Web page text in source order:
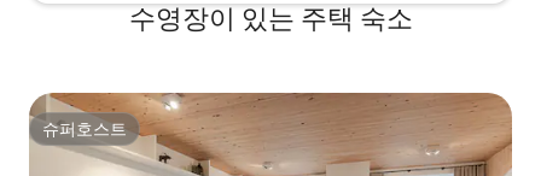
수영장이 있는 주택 숙소
슈퍼호스트
슈퍼호스트